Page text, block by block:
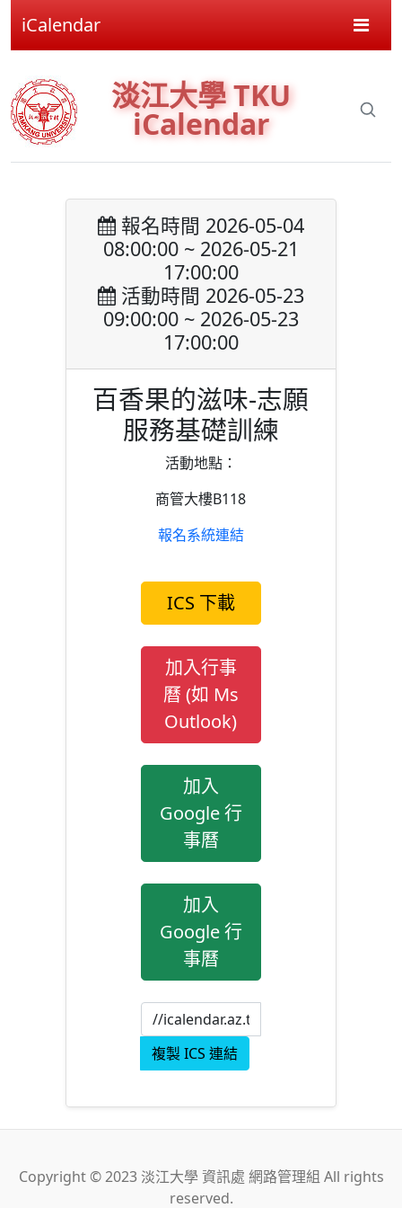
iCalendar
淡江大學 TKU
iCalendar
報名時間 2026-05-04
08:00:00 ~ 2026-05-21
17:00:00
活動時間 2026-05-23
09:00:00 ~ 2026-05-23
17:00:00
百香果的滋味-志願
服務基礎訓練
活動地點：
商管大樓B118
報名系統連結
ICS 下載
加入行事
曆 (如 Ms
Outlook)
加入
Google 行
事曆
加入
Google 行
事曆
複製 ICS 連結
Copyright © 2023 淡江大學 資訊處 網路管理組 All rights
reserved.